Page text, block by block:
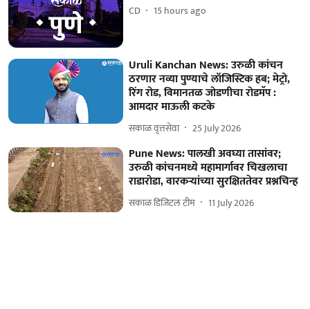
CD 15 hours ago
Uruli Kanchan News: उरुळी कांचन
ठरणार नव्या पुण्याचे लॉजिस्टिक हब; मेट्रो,
रिंग रोड, विमानतळ जोडणीचा रोडमॅप :
आमदार माऊली कटके
सकाळ वृत्तसेवा 25 July 2026
Pune News: पालखी अवघ्या तासांवर;
उरुळी कांचनमध्ये महामार्गावर चिखलाचा
राडारोडा, वारकऱ्यांच्या सुरक्षिततेवर प्रश्नचिन्ह
सकाळ डिजिटल टीम 11 July 2026